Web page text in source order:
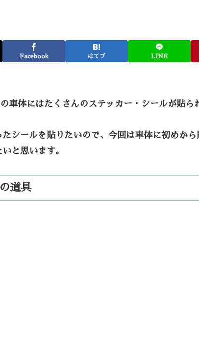
Facebook はてブ LINE
車体にはたくさんのステッカー・シールが貼ら
シールを貼りたいので、今回は車体に初めか
と思います。
道具